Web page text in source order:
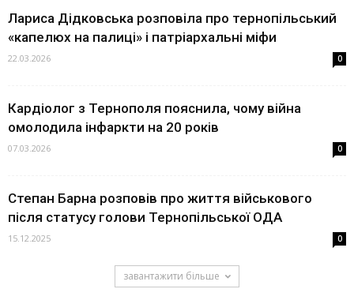
Лариса Дідковська розповіла про тернопільський
«капелюх на палиці» і патріархальні міфи
22.03.2026 0
Кардіолог з Тернополя пояснила, чому війна
омолодила інфаркти на 20 років
07.03.2026 0
Степан Барна розповів про життя військового
після статусу голови Тернопільської ОДА
15.12.2025 0
завантажити більше